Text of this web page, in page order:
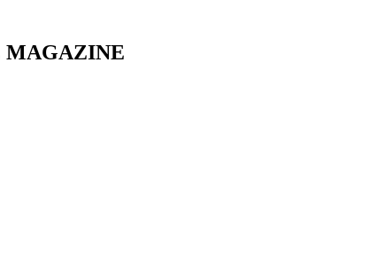
MAGAZINE